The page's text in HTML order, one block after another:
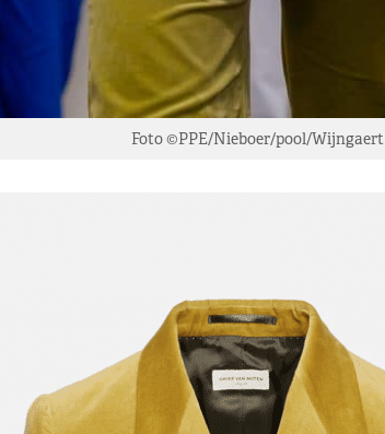
Foto ©PPE/Nieboer/pool/Wijngaert